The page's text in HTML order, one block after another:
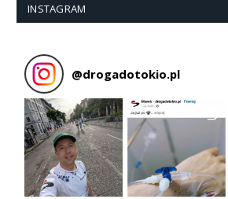
INSTAGRAM
@drogadotokio.pl